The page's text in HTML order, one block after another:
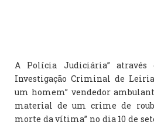
A Polícia Judiciária” através
Investigação Criminal de
um homem” vendedor
material de um crime de
morte da vítima” no dia 10 de